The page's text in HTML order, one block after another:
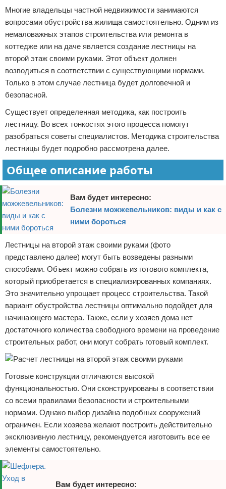
Отказ от ответственности
Многие владельцы частной недвижимости занимаются
вопросами обустройства жилища самостоятельно. Одним из
немаловажных этапов строительства или ремонта в
коттедже или на даче является создание лестницы на
второй этаж своими руками. Этот объект должен
возводиться в соответствии с существующими нормами.
Только в этом случае лестница будет долговечной и
безопасной.
Существует определенная методика, как построить
лестницу. Во всех тонкостях этого процесса помогут
разобраться советы специалистов. Методика строительства
лестницы будет подробно рассмотрена далее.
Общее описание работы
Вам будет интересно:
Болезни можжевельников: виды и как с
ними бороться
Лестницы на второй этаж своими руками (фото
представлено далее) могут быть возведены разными
способами. Объект можно собрать из готового комплекта,
который приобретается в специализированных компаниях.
Это значительно упрощает процесс строительства. Такой
вариант обустройства лестницы оптимально подойдет для
начинающего мастера. Также, если у хозяев дома нет
достаточного количества свободного времени на проведение
строительных работ, они могут собрать готовый комплект.
Готовые конструкции отличаются высокой
функциональностью. Они сконструированы в соответствии
со всеми правилами безопасности и строительными
нормами. Однако выбор дизайна подобных сооружений
ограничен. Если хозяева желают построить действительно
эксклюзивную лестницу, рекомендуется изготовить все ее
элементы самостоятельно.
Вам будет интересно: